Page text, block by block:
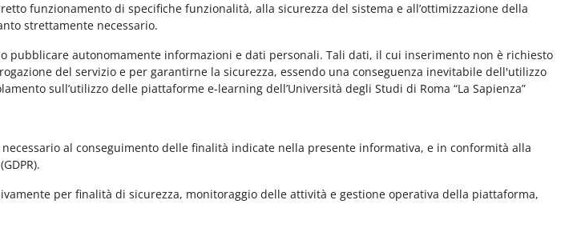
funzionamento di specifiche funzionalità, alla sicurezza del sistema e all’ottimizzazione della
strettamente necessario.
pubblicare autonomamente informazioni e dati personali. Tali dati, il cui inserimento non è richiesto
del servizio e per garantirne la sicurezza, essendo una conseguenza inevitabile dell'utilizzo
sull’utilizzo delle piattaforme e-learning dell’Università degli Studi di Roma “La Sapienza”
al conseguimento delle finalità indicate nella presente informativa, e in conformità alla
per finalità di sicurezza, monitoraggio delle attività e gestione operativa della piattaforma,